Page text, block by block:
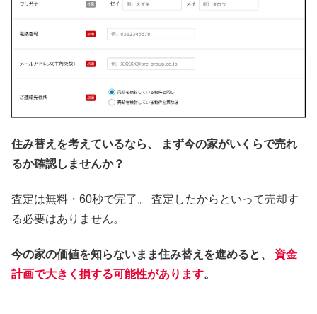
住み替えを考えているなら、
まず今の家がいくらで売れ
るか確認しませんか？
査定は無料・60秒で完了。 査定したからといって売却す
る必要はありません。
今の家の価値を知らないまま住み替えを進めると、
資金
計画で大きく損する可能性があります。